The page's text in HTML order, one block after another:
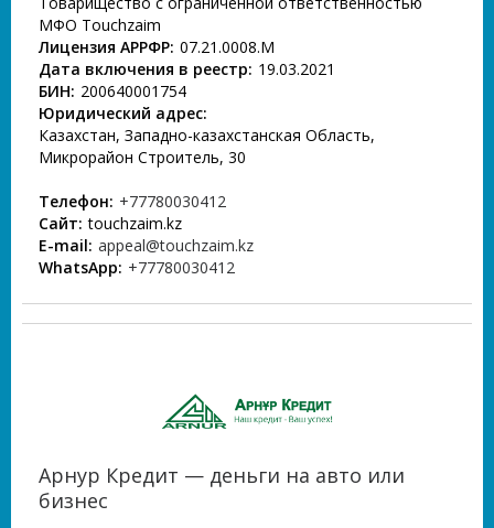
МФО Touchzaim
Лицензия АРРФР: 07.21.0008.М
Дата включения в реестр: 19.03.2021
БИН: 200640001754
Юридический адрес:
Казахстан, Западно-казахстанская Область,
Микрорайон Строитель, 30
Телефон: +77780030412
Сайт: touchzaim.kz
E-mail: appeal@touchzaim.kz
WhatsApp: +77780030412
Арнур Кредит — деньги на авто или
бизнес